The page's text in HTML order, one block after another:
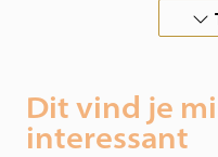
Dit vind je
interessant